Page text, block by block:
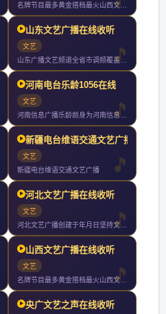
名牌节目最多黄金搭档最火山西文艺广播成立于年月日开播年山西文
山东文艺广播在线收听
文艺
山东广播文艺频道全省市调频覆盖济南地区调频是省内唯一综合文艺
河南电台乐龄1056在线
文艺
河南信息广播乐龄前身为河南信息广播电台开播于年月日凭借调频中
新疆电台维语交通文艺广播
文艺
新疆电台维语交通文艺广播
河北文艺广播在线收听
文艺
河北文艺广播创建于年月日坚持文艺视野开掘传统经典关注时尚流行
山西文艺广播在线收听
文艺
名牌节目最多黄金搭档最火山西文艺广播成立于年月日开播年山西文
央广文艺之声在线收听